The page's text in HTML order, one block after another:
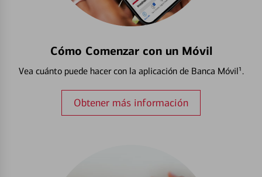
Cómo Comenzar con un Móvil
Vea cuánto puede hacer con la aplicación de Banca Móvil¹.
Obtener más información